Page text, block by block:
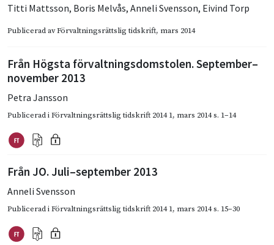
Titti Mattsson, Boris Melvås, Anneli Svensson, Eivind Torp
Publicerad avFörvaltningsrättslig tidskrift, mars 2014
Från Högsta förvaltningsdomstolen. September–
november 2013
Petra Jansson
Publicerad iFörvaltningsrättslig tidskrift 2014 1, mars 2014s. 1–14
Från JO. Juli–september 2013
Anneli Svensson
Publicerad iFörvaltningsrättslig tidskrift 2014 1, mars 2014s. 15–30